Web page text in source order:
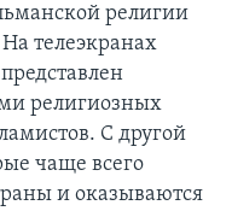
религии
телеэкранах
религиозных
С другой
чаще всего
и оказываются